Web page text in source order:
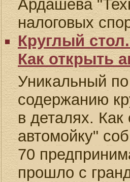
Ардашева
налоговых
Круглый
Как открыть
Уникальный
содержанию
в деталях. Как
автомойку"
70
прошло с